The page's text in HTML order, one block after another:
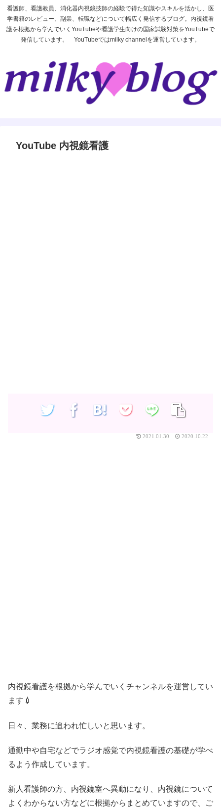
看護師、看護教員、消化器内視鏡技師の経験で得た知識やスキルを活かし、医
学書籍のレビュー、副業、転職などについて幅広く発信するブログ。内視鏡看
護を根拠から学んでいくYouTubeや看護学生向けの国家試験対策をYouTubeで
発信しています。 YouTubeではmilky channelを運営しています。
YouTube 内視鏡看護
2021.01.30 2020.10.22
内視鏡看護を根拠から学んでいくチャンネルを運営してい
ます💉
日々、業務に追われ忙しいと思います。
通勤中や自宅などでラジオ感覚で内視鏡看護の基礎が学べ
るよう作成しています。
新人看護師の方、内視鏡室へ異動になり、内視鏡について
よくわからない方などに根拠からまとめていますので、ご